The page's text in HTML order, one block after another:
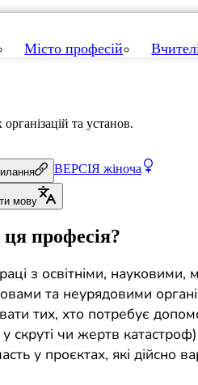
Місто професій
та установ.
ВЕРСІЯ жіноча
мову
професія?
з освітніми, науковими,
та неурядовими
тих, хто потребує
скруті чи жертв
у проєктах, які дійсно